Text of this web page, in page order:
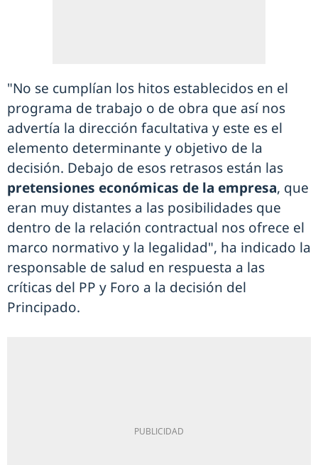
"No se cumplían los hitos establecidos en el
programa de trabajo o de obra que así nos
advertía la dirección facultativa y este es el
elemento determinante y objetivo de la
decisión. Debajo de esos retrasos están las
pretensiones económicas de la empresa, que
eran muy distantes a las posibilidades que
dentro de la relación contractual nos ofrece el
marco normativo y la legalidad", ha indicado la
responsable de salud en respuesta a las
críticas del PP y Foro a la decisión del
Principado.